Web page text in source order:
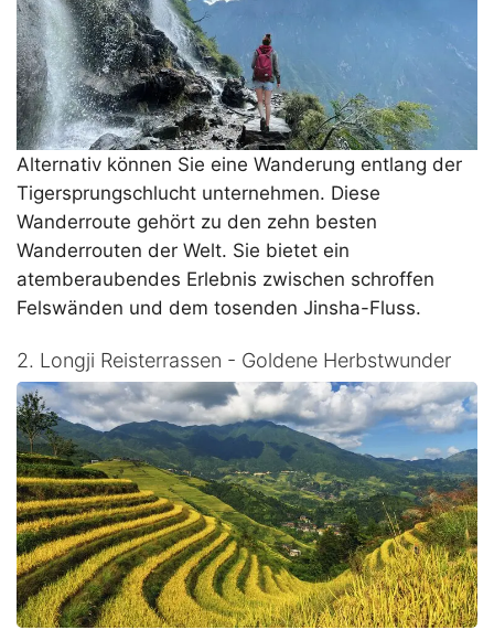
Alternativ können Sie eine Wanderung entlang der
Tigersprungschlucht unternehmen. Diese
Wanderroute gehört zu den zehn besten
Wanderrouten der Welt. Sie bietet ein
atemberaubendes Erlebnis zwischen schroffen
Felswänden und dem tosenden Jinsha-Fluss.
2. Longji Reisterrassen - Goldene Herbstwunder